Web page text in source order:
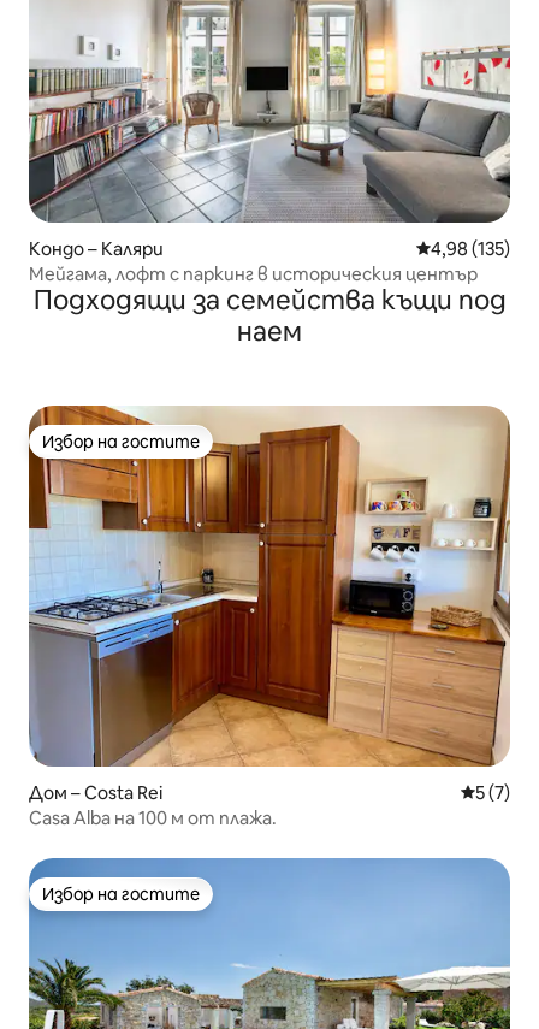
Кондо – Каляри Средна
4,98 (135)
Мейгама, лофт с паркинг в историческия център
Подходящи за семейства къщи под
наем
Избор на гостите
Избор на гостите
Дом – Costa Rei Средна
5 (7)
Casa Alba на 100 м от плажа.
Избор на гостите
Избор на гостите